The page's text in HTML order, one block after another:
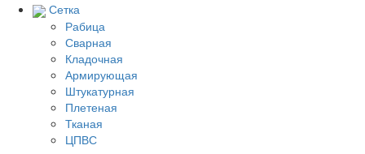
Сетка
Рабица
Сварная
Кладочная
Армирующая
Штукатурная
Плетеная
Тканая
ЦПВС